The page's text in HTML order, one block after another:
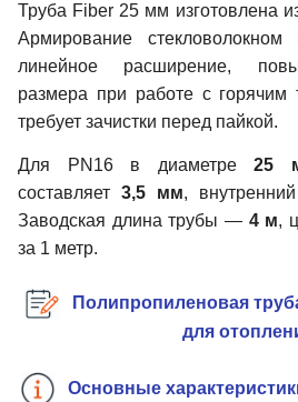
Труба Fiber 25 мм изготовлена
Армирование стекловолокном
линейное расширение,
размера при работе с горячим
требует зачистки перед пайкой.
Для PN16 в диаметре25
составляет3,5 мм,
Заводская длина трубы — 4 м,
за 1 метр.
Полипропиленовая
для
Основные